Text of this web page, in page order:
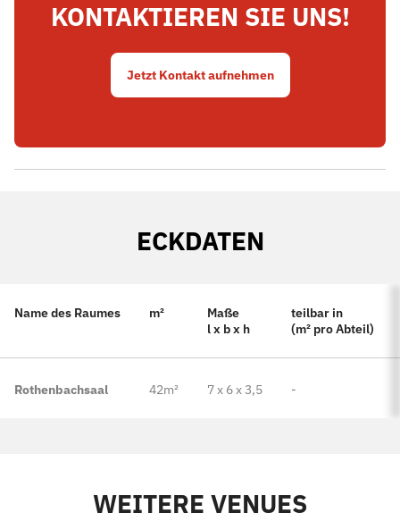
KONTAKTIEREN SIE UNS!
Jetzt Kontakt aufnehmen
ECKDATEN
Name des Raumes m²
Maße
l x b x h
teilbar in
(m² pro Abteil)
Rothenbachsaal 42m² 7 x 6 x 3,5 -
WEITERE VENUES